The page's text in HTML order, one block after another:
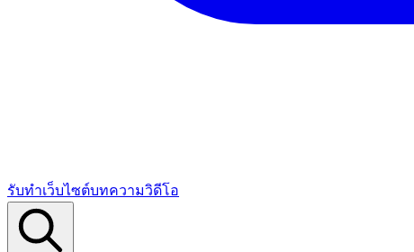
รับทำเว็บไซต์บทความวิดีโอ